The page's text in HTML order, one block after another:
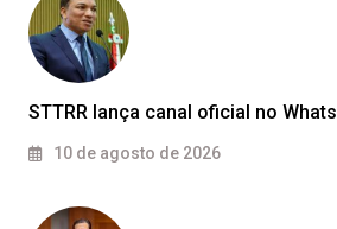
STTRR lança canal oficial no
10 de agosto de 2026